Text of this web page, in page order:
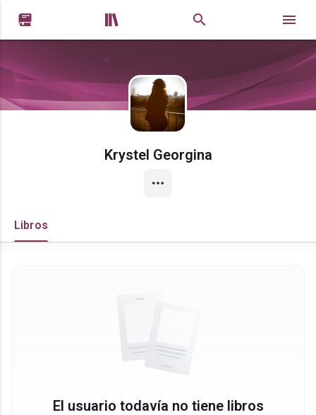
 
Krystel Georgina
Libros
El usuario todavía no tiene libros